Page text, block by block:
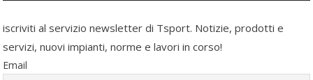
iscriviti al servizio newsletter di Tsport. Notizie, prodotti e
servizi, nuovi impianti, norme e lavori in corso!
Email